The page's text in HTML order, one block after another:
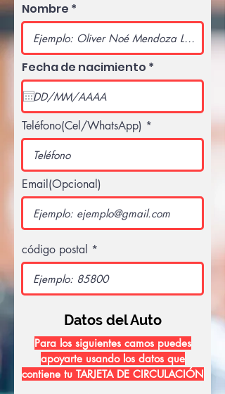
Nombre
Fecha de nacimiento *
e
i
e
d
Teléfono(Cel/WhatsApp)
Email(Opcional)
código postal
Datos del Auto
Para los siguientes camos puedes
apoyarte usando los datos que
contiene tu TARJETA DE CIRCULACIÓN